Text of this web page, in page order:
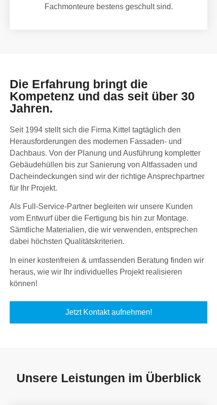
Fachmonteure bestens geschult sind.
Die Erfahrung bringt die
Kompetenz und das seit über 30
Jahren.
Seit 1994 stellt sich die Firma Kittel tagtäglich den
Herausforderungen des modernen Fassaden- und
Dachbaus. Von der Planung und Ausführung kompletter
Gebäudehüllen bis zur Sanierung von Altfassaden und
Dacheindeckungen sind wir der richtige Ansprechpartner
für Ihr Projekt.
Als Full-Service-Partner begleiten wir unsere Kunden
vom Entwurf über die Fertigung bis hin zur Montage.
Sämtliche Materialien, die wir verwenden, entsprechen
dabei höchsten Qualitätskriterien.
In einer kostenfreien & umfassenden Beratung finden wir
heraus, wie wir Ihr individuelles Projekt realisieren
können!
Jetzt Kontakt aufnehmen!
Unsere Leistungen im Überblick